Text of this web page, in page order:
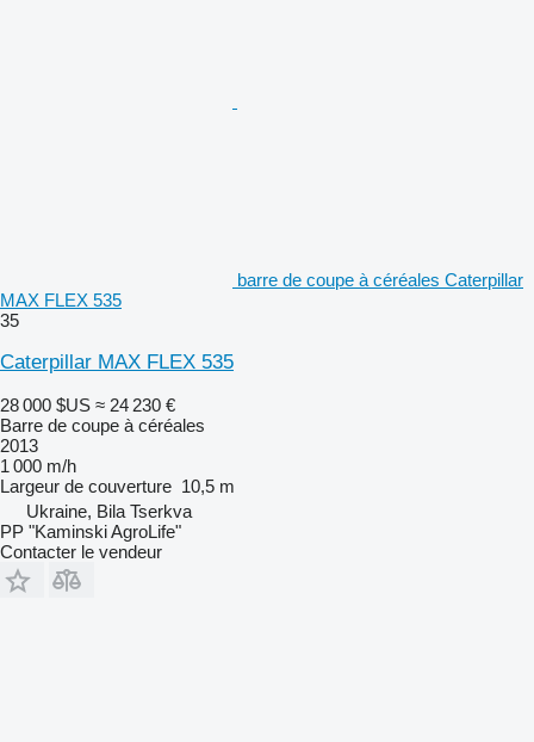
barre de coupe à céréales Caterpillar
MAX FLEX 535
35
Caterpillar MAX FLEX 535
28 000 $US ≈ 24 230 €
Barre de coupe à céréales
2013
1 000 m/h
Largeur de couverture 10,5 m
Ukraine, Bila Tserkva
PP "Kaminski AgroLife"
Contacter le vendeur